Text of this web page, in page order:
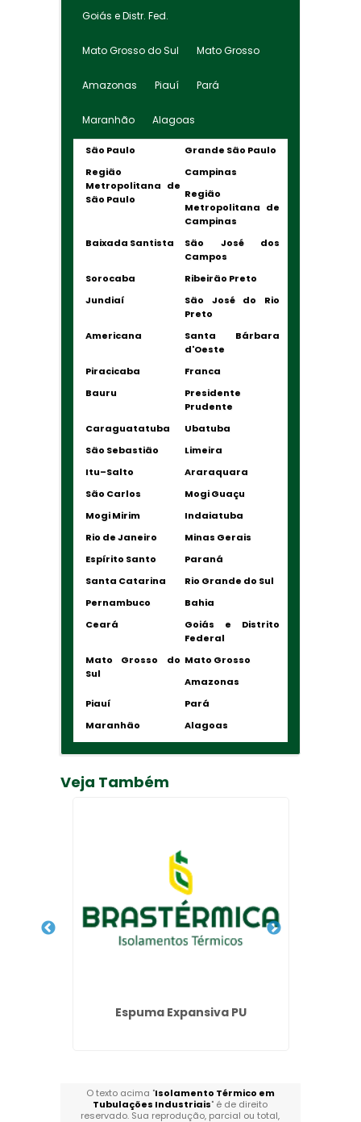
Goiás e Distr. Fed.
Mato Grosso do Sul Mato Grosso
Amazonas Piauí Pará
Maranhão Alagoas
São Paulo
Grande São Paulo
Região
Metropolitana de
São Paulo
Campinas
Região
Metropolitana de
Campinas
Baixada Santista
São José dos
Campos
Sorocaba
Ribeirão Preto
Jundiaí
São José do Rio
Preto
Americana
Santa Bárbara
d'Oeste
Piracicaba
Franca
Bauru
Presidente
Prudente
Caraguatatuba
Ubatuba
São Sebastião
Limeira
Itu–Salto
Araraquara
São Carlos
Mogi Guaçu
Mogi Mirim
Indaiatuba
Rio de Janeiro
Minas Gerais
Espírito Santo
Paraná
Santa Catarina
Rio Grande do Sul
Pernambuco
Bahia
Ceará
Goiás e Distrito
Federal
Mato Grosso do
Sul
Mato Grosso
Amazonas
Piauí
Pará
Maranhão
Alagoas
Veja Também
Espuma Expansiva PU
O texto acima "Isolamento Térmico em
Tubulações Industriais" é de direito
reservado. Sua reprodução, parcial ou total,